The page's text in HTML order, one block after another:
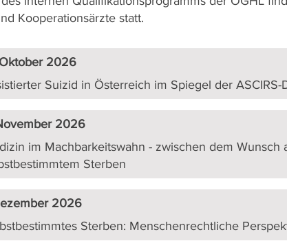
Kooperationsärzte statt.
2026
Suizid in Österreich im Spiegel der ASCIRS-
2026
im Machbarkeitswahn - zwischen dem Wunsch
Sterben
2026
Sterben: Menschenrechtliche